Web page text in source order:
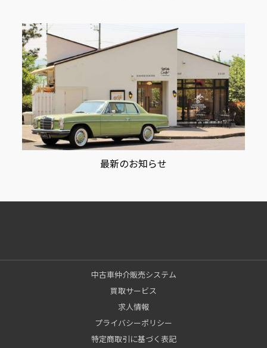
最新のお知らせ
中古車仲介販売システム
買取サービス
求人情報
プライバシーポリシー
特定商取引に基づく表記